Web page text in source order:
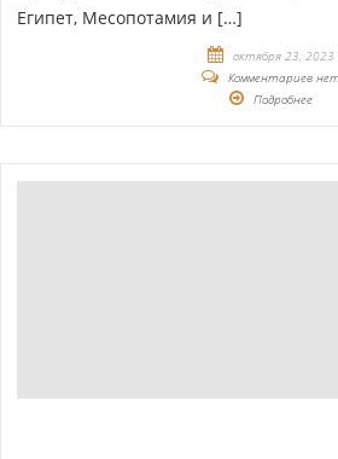
Египет, Месопотамия и […]
октября 23, 2023
Комментариев нет
Подробнее